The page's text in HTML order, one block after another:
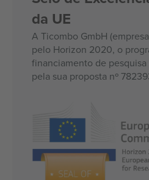
da UE
A Ticombo GmbH
pelo Horizon 2020, o
financiamento de pesquisa
pela sua proposta nº